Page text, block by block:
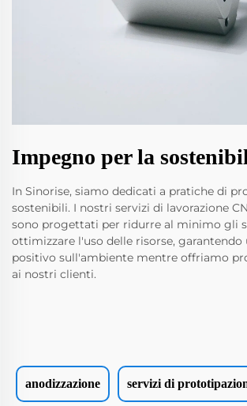
Impegno per la
In Sinorise, siamo dedicati a pratiche di
sostenibili. I nostri servizi di lavorazione
sono progettati per ridurre al minimo gli
ottimizzare l'uso delle risorse,
positivo sull'ambiente mentre offriamo
ai nostri clienti.
anodizzazione servizi di